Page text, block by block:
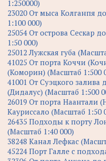
1:250000)
23020 От мыса Колганпя
1:100 000)
25054 От острова Сескар
1:50 000)
25012 Лужская губа
41025 От порта Коччи
(Коморин) (Масштаб 1:500
41001 От Суэцкого
(Дидалус) (Масштаб 1:500
26019 От порта Наантали
Кауриссало (Масштаб 1:50
26435 Подходы к порту
(Масштаб 1:40 000)
38248 Канал Лефкас
45224 Порт Галле с